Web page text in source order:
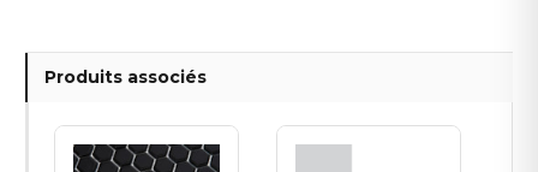
Produits associés